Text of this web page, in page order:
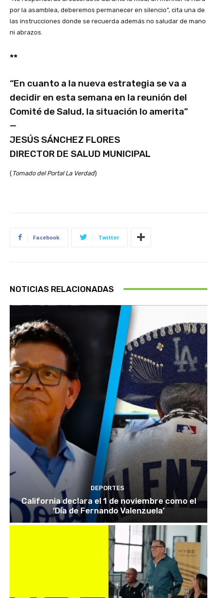
por la asamblea, deberemos permanecer en silencio”, cita una de
las instrucciones donde se recuerda además no saludar de mano
ni abrazos.
**
“En cuanto a la nueva estrategia se va a
decidir en esta semana en la reunión del
Comité de Salud, la situación lo amerita”
—
JESÚS SÁNCHEZ FLORES
DIRECTOR DE SALUD MUNICIPAL
(Tomado del Portal La Verdad)
Facebook Twitter
NOTICIAS RELACIONADAS
DEPORTES
California declara el 1 de noviembre como el
‘Día de Fernando Valenzuela’